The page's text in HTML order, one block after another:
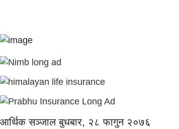
आर्थिक सञ्जाल बुधबार, २८ फागुन २०७६